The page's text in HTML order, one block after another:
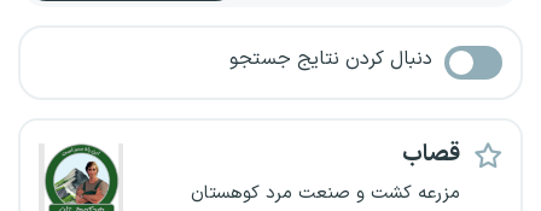
دنبال کردن نتایج جستجو
قصاب
مزرعه کشت و صنعت مرد کوهستان